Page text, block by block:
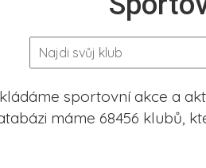
sportovní akce a
máme 68456 klubů,